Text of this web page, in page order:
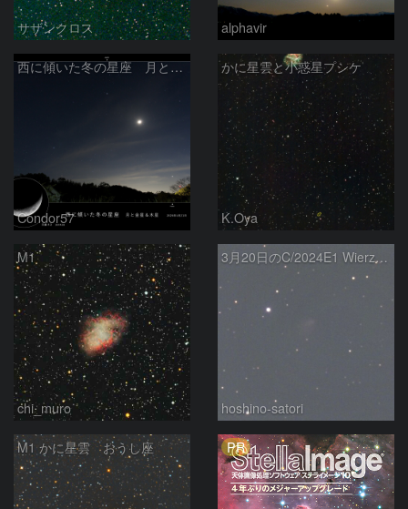
サザンクロス alphavir
西に傾いた冬の星座 月と金星＆木星
Condor57
かに星雲と小惑星プシケ
K.Oya
M1
chi_muro
3月20日のC/2024E1 Wierzchos
hoshino-satori
M1 かに星雲 おうし座 PR